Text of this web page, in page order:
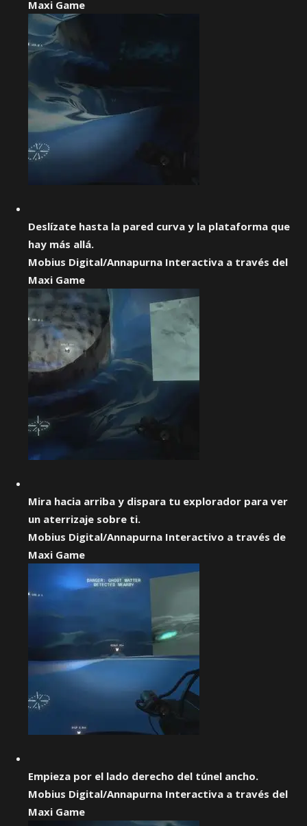
Maxi Game
Deslízate hasta la pared curva y la plataforma que
hay más allá.
Mobius Digital/Annapurna Interactiva a través del
Maxi Game
Mira hacia arriba y dispara tu explorador para ver
un aterrizaje sobre ti.
Mobius Digital/Annapurna Interactivo a través de
Maxi Game
Empieza por el lado derecho del túnel ancho.
Mobius Digital/Annapurna Interactiva a través del
Maxi Game